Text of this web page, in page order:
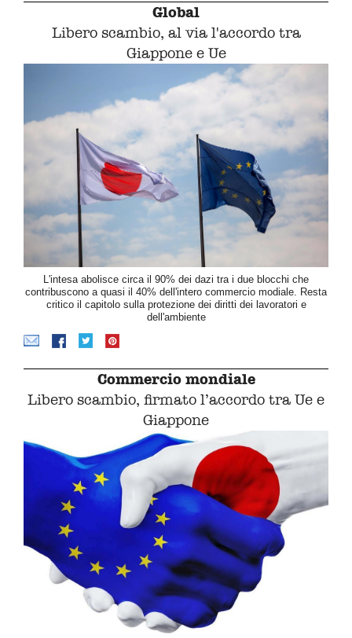
Global
Libero scambio, al via l'accordo tra
Giappone e Ue
L'intesa abolisce circa il 90% dei dazi tra i due blocchi che
contribuscono a quasi il 40% dell'intero commercio modiale. Resta
critico il capitolo sulla protezione dei diritti dei lavoratori e
dell'ambiente
Commercio mondiale
Libero scambio, firmato l’accordo tra Ue e
Giappone